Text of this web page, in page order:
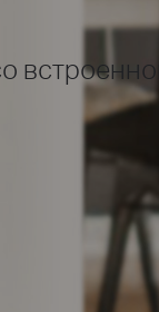
встроенной